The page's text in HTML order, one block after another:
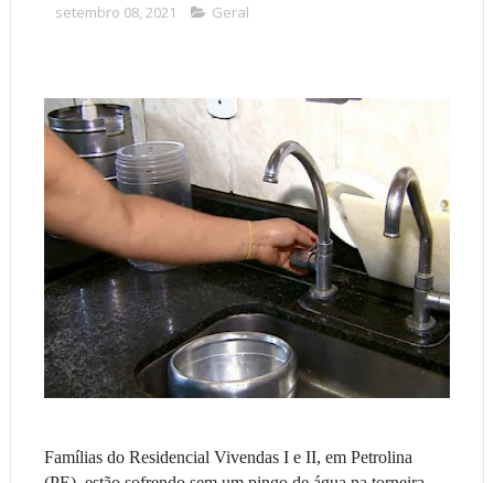
setembro 08, 2021 Geral
Famílias do Residencial Vivendas I e II, em Petrolina